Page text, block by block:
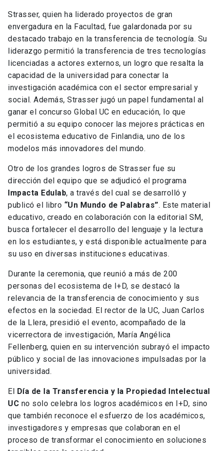
Strasser, quien ha liderado proyectos de gran
envergadura en la Facultad, fue galardonada por su
destacado trabajo en la transferencia de tecnología. Su
liderazgo permitió la transferencia de tres tecnologías
licenciadas a actores externos, un logro que resalta la
capacidad de la universidad para conectar la
investigación académica con el sector empresarial y
social. Además, Strasser jugó un papel fundamental al
ganar el concurso Global UC en educación, lo que
permitió a su equipo conocer las mejores prácticas en
el ecosistema educativo de Finlandia, uno de los
modelos más innovadores del mundo.
Otro de los grandes logros de Strasser fue su
dirección del equipo que se adjudicó el programa
Impacta Edulab, a través del cual se desarrolló y
publicó el libro “Un Mundo de Palabras”. Este material
educativo, creado en colaboración con la editorial SM,
busca fortalecer el desarrollo del lenguaje y la lectura
en los estudiantes, y está disponible actualmente para
su uso en diversas instituciones educativas.
Durante la ceremonia, que reunió a más de 200
personas del ecosistema de I+D, se destacó la
relevancia de la transferencia de conocimiento y sus
efectos en la sociedad. El rector de la UC, Juan Carlos
de la Llera, presidió el evento, acompañado de la
vicerrectora de investigación, María Angélica
Fellenberg, quien en su intervención subrayó el impacto
público y social de las innovaciones impulsadas por la
universidad.
El Día de la Transferencia y la Propiedad Intelectual
UC no solo celebra los logros académicos en I+D, sino
que también reconoce el esfuerzo de los académicos,
investigadores y empresas que colaboran en el
proceso de transformar el conocimiento en soluciones